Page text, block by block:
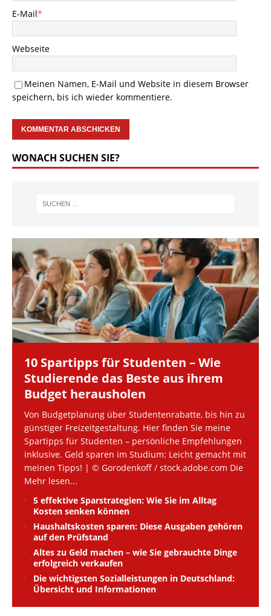
E-Mail*
Webseite
Meinen Namen, E-Mail und Website in diesem Browser
speichern, bis ich wieder kommentiere.
WONACH SUCHEN SIE?
10 Spartipps für Studenten – Wie
Studierende das Beste aus ihrem
Budget herausholen
Von Budgetplanung über Studentenrabatte, bis hin zu
günstiger Freizeitgestaltung. Hier finden Sie meine
Spartipps für Studenten – persönliche Empfehlungen
inklusive. Geld sparen im Studium: Leicht gemacht mit
meinen Tipps! | © Gorodenkoff / stock.adobe.com Die
Mehr lesen...
5 effektive Sparstrategien: Wie Sie im Alltag
Kosten senken können
Haushaltskosten sparen: Diese Ausgaben gehören
auf den Prüfstand
Altes zu Geld machen – wie Sie gebrauchte Dinge
erfolgreich verkaufen
Die wichtigsten Sozialleistungen in Deutschland:
Übersicht und Informationen